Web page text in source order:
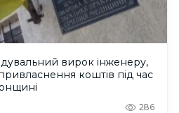
вирок інженеру,
коштів під час
286